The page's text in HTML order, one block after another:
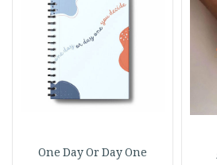
One Day Or Day One